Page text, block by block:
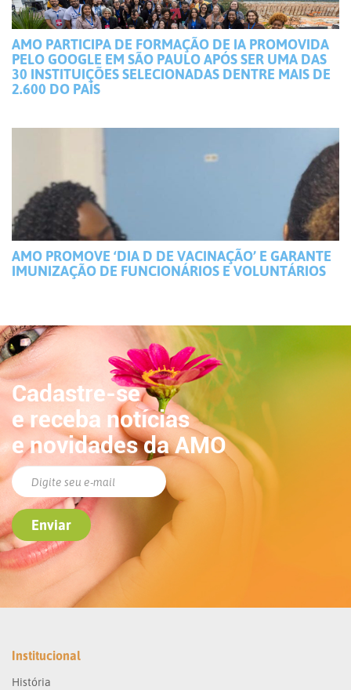
AMO PARTICIPA DE FORMAÇÃO DE IA PROMOVIDA
PELO GOOGLE EM SÃO PAULO APÓS SER UMA DAS
30 INSTITUIÇÕES SELECIONADAS DENTRE MAIS DE
2.600 DO PAÍS
AMO PROMOVE ‘DIA D DE VACINAÇÃO’ E GARANTE
IMUNIZAÇÃO DE FUNCIONÁRIOS E VOLUNTÁRIOS
Cadastre-se
e receba notícias
e novidades da AMO
Institucional
História